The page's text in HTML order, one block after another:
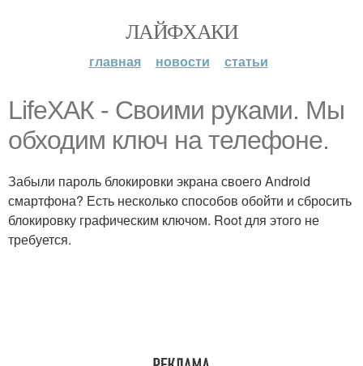
ЛАЙФХАКИ
главная новости статьи
LifeХАК - Своими руками. Мы
обходим ключ на телефоне.
Забыли пароль блокировки экрана своего Android
смартфона? Есть несколько способов обойти и сбросить
блокировку графическим ключом. Root для этого не
требуется.